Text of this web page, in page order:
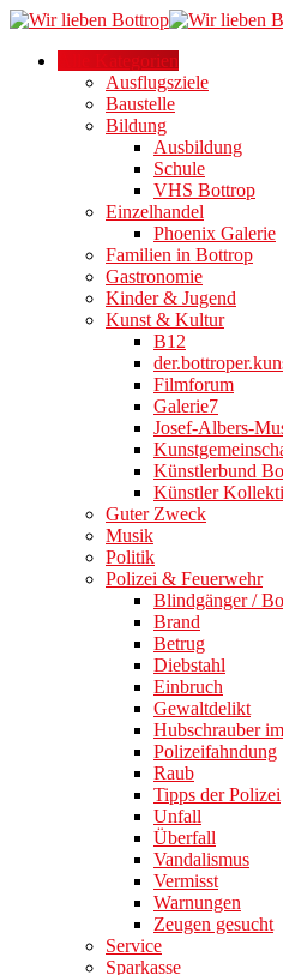
Alle Kategorien
Ausflugsziele
Baustelle
Bildung
Ausbildung
Schule
VHS Bottrop
Einzelhandel
Phoenix Galerie
Familien in Bottrop
Gastronomie
Kinder & Jugend
Kunst & Kultur
B12
Filmforum
Galerie7
Josef-Albers-
Künstlerbund
Künstler
Guter Zweck
Musik
Politik
Polizei & Feuerwehr
Blindgänger /
Brand
Betrug
Diebstahl
Einbruch
Gewaltdelikt
Hubschrauber
Polizeifahndung
Raub
Tipps der Polizei
Unfall
Überfall
Vandalismus
Vermisst
Warnungen
Zeugen gesucht
Service
Sparkasse